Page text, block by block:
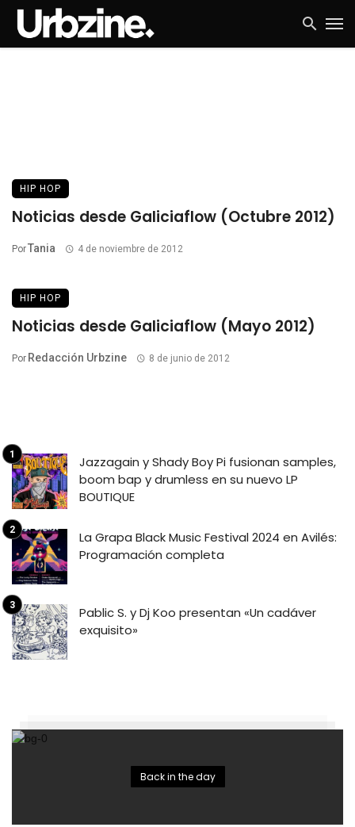
HIP HOP
Noticias desde Galiciaflow (Octubre 2012)
PorTania 4 de noviembre de 2012
HIP HOP
Noticias desde Galiciaflow (Mayo 2012)
Por Redacción Urbzine 8 de junio de 2012
Jazzagain y Shady Boy Pi fusionan samples,
boom bap y drumless en su nuevo LP
BOUTIQUE
La Grapa Black Music Festival 2024 en Avilés:
Programación completa
Pablic S. y Dj Koo presentan «Un cadáver
exquisito»
Back in the day